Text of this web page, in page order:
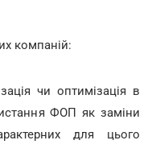
компаній:
чи оптимізація в
ФОП як заміни
для цього